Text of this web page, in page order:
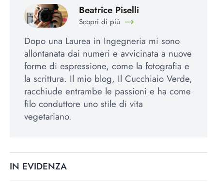
Beatrice Piselli
Scopri di più
Dopo una Laurea in Ingegneria mi sono
allontanata dai numeri e avvicinata a nuove
forme di espressione, come la fotografia e
la scrittura. Il mio blog, Il Cucchiaio Verde,
racchiude entrambe le passioni e ha come
filo conduttore uno stile di vita
vegetariano.
IN EVIDENZA